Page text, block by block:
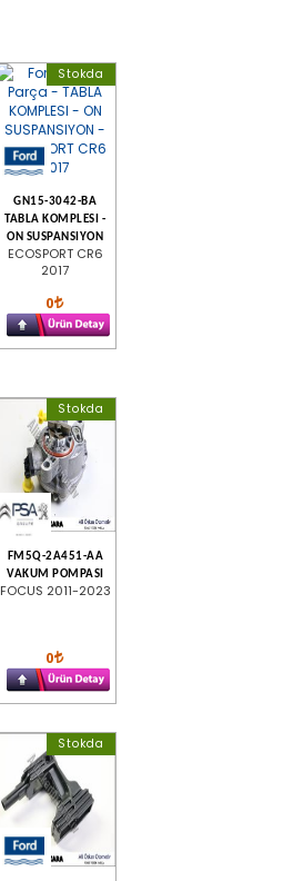
Stokda
GN15-3042-BA
TABLA KOMPLESI -
ON SUSPANSIYON
ECOSPORT CR6
2017
0
Stokda
FM5Q-2A451-AA
VAKUM POMPASI
FOCUS 2011-2023
0
Stokda